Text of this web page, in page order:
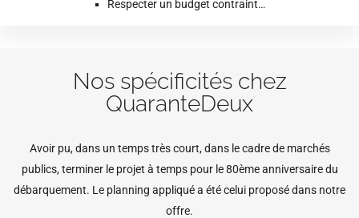
Respecter un budget contraint…
Nos spécificités chez
QuaranteDeux
Avoir pu, dans un temps très court, dans le cadre de marchés
publics, terminer le projet à temps pour le 80ème anniversaire du
débarquement. Le planning appliqué a été celui proposé dans notre
offre.